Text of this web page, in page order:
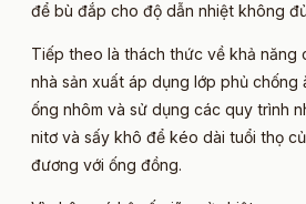
để bù đắp cho độ dẫn nhiệt không
Tiếp theo là thách thức về khả năng
nhà sản xuất áp dụng lớp phủ chống
ống nhôm và sử dụng các quy trình
nitơ và sấy khô để kéo dài tuổi thọ
đương với ống đồng.